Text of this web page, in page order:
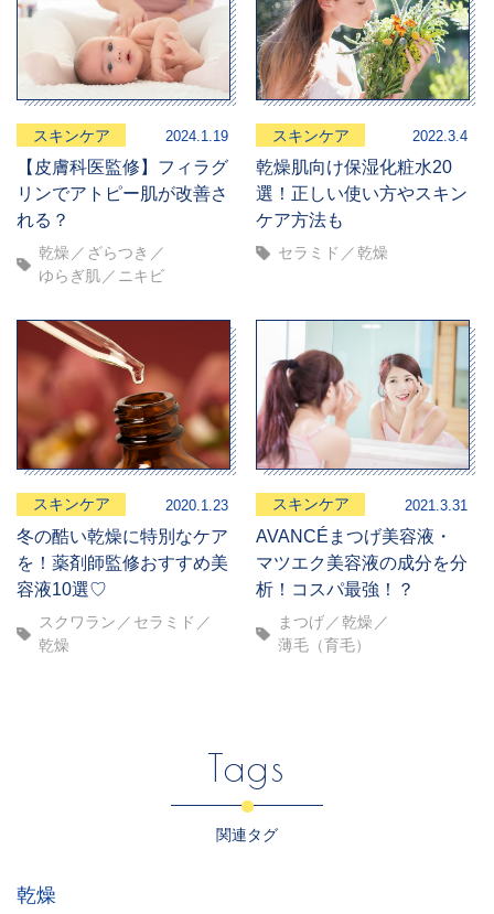
スキンケア 2024.1.19
【皮膚科医監修】フィラグ
リンでアトピー肌が改善さ
れる？
乾燥
ざらつき
ゆらぎ肌
ニキビ
スキンケア 2022.3.4
乾燥肌向け保湿化粧水20
選！正しい使い方やスキン
ケア方法も
セラミド 乾燥
スキンケア 2020.1.23
冬の酷い乾燥に特別なケア
を！薬剤師監修おすすめ美
容液10選♡
スクワラン
セラミド
乾燥
スキンケア 2021.3.31
AVANCÉまつげ美容液・
マツエク美容液の成分を分
析！コスパ最強！？
まつげ
乾燥
薄毛（育毛）
Tags
関連タグ
乾燥